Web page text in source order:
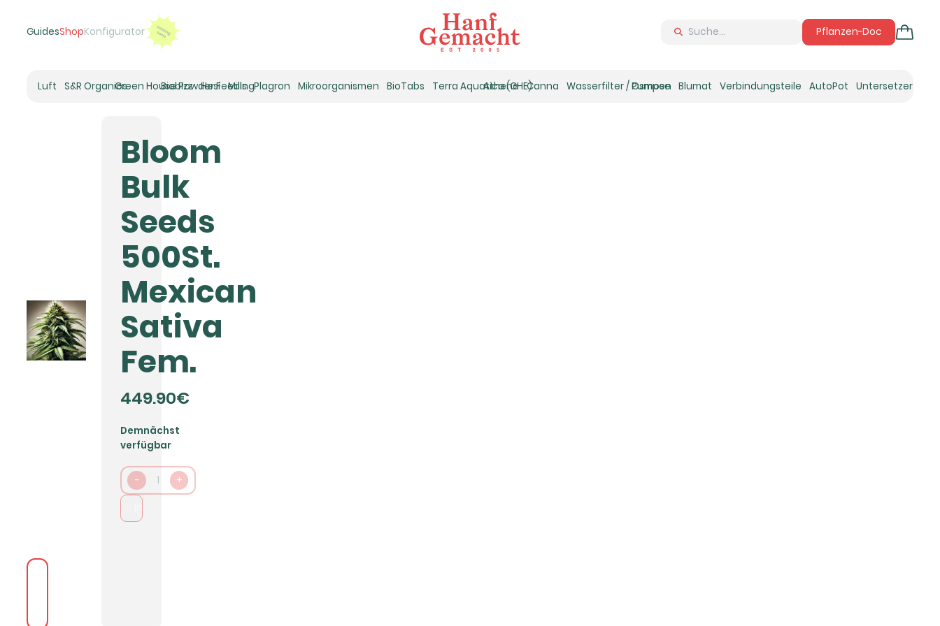
GuidesShopKonfigurator Pflanzen-Doc
Luft
Umluft-Ventilatoren
Rohrventilatoren
S&R OrganicsGreen House Powder Feeding
Biobizz Hesi Mills Plagron Mikroorganismen BioTabs Terra Aquatica (GHE)
Athena Canna Wasserfilter / Osmose
Pumpen Blumat Verbindungsteile AutoPot Untersetzer
Bloom
Bulk
Seeds
500St.
Mexican
Sativa
Fem.
449.90€
Demnächst
verfügbar
- 1 +